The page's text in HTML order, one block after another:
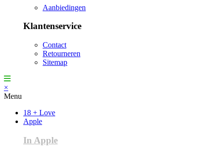
Aanbiedingen
Klantenservice
Contact
Retourneren
Sitemap
×
Menu
18 + Love
Apple
In Apple